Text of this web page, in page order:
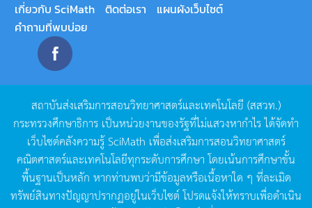
เกี่ยวกับ SciMath ติดต่อเรา
แผนผังเว็บไซต์
คำถามที่พบบ่อย
สถาบันส่งเสริมการสอนวิทยาศาสตร์และเทคโนโลยี (สสวท.)
กระทรวงศึกษาธิการ เป็นหน่วยงานของรัฐที่ไม่แสวงหากำไรได้จัดทำ
เว็บไซต์คลังความรู้SciMath เพื่อส่งเสริมการสอนวิทยาศาสตร์
คณิตศาสตร์และเทคโนโลยีทุกระดับการศึกษา โดยเน้นการศึกษาขั้น
พื้นฐานเป็นหลัก หากท่านพบว่ามีข้อมูลหรือเนื้อหาใด ๆ ที่ละเมิด
ทรัพย์สินทางปัญญาปรากฏอยู่ในเว็บไซต์โปรดแจ้งให้ทราบเพื่อดำเนิน